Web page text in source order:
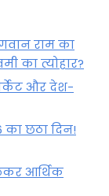
राम का
का त्योहार?
और देश-
का छठा दिन!
आर्थिक